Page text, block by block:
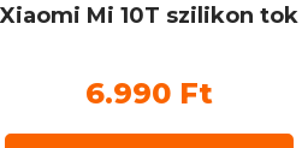
Xiaomi Mi 10T szilikon tok
6.990 Ft